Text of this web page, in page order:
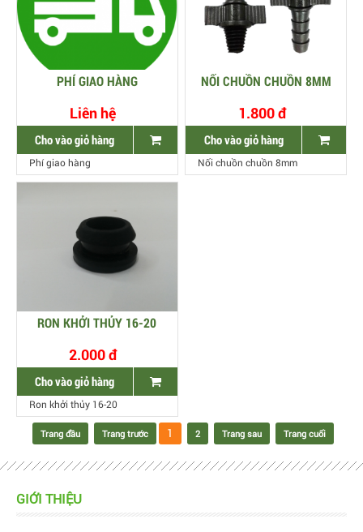
PHÍ GIAO HÀNG
Liên hệ
Cho vào giỏ hàng
Phí giao hàng
NỐI CHUỒN CHUỒN 8MM
1.800 đ
Cho vào giỏ hàng
Nối chuồn chuồn 8mm
RON KHỞI THỦY 16-20
2.000 đ
Cho vào giỏ hàng
Ron khởi thủy 16-20
Trang đầu Trang trước 1 2 Trang sau Trang cuối
GIỚI THIỆU